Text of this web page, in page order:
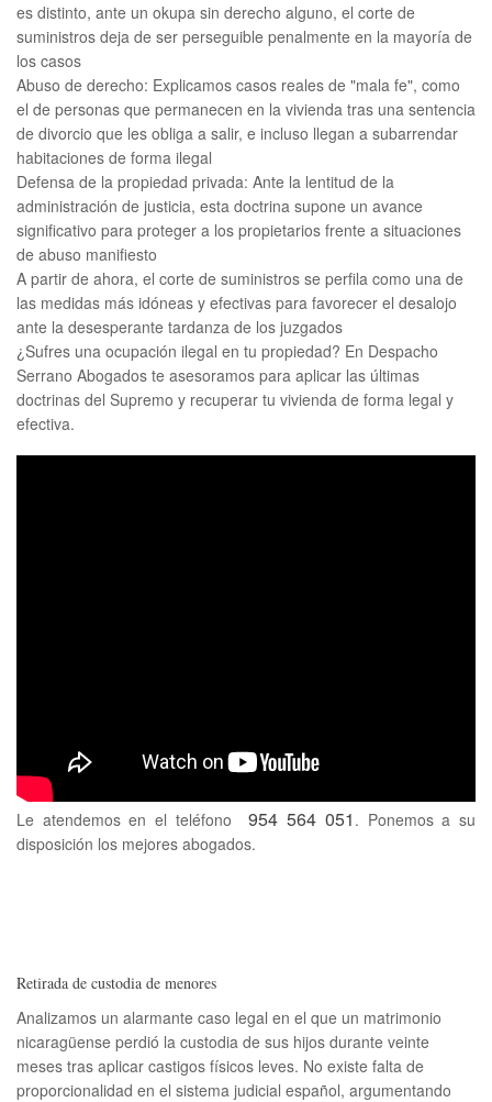
es distinto, ante un okupa sin derecho alguno, el corte de
suministros deja de ser perseguible penalmente en la mayoría de
los casos
Abuso de derecho: Explicamos casos reales de "mala fe", como
el de personas que permanecen en la vivienda tras una sentencia
de divorcio que les obliga a salir, e incluso llegan a subarrendar
habitaciones de forma ilegal
Defensa de la propiedad privada: Ante la lentitud de la
administración de justicia, esta doctrina supone un avance
significativo para proteger a los propietarios frente a situaciones
de abuso manifiesto
A partir de ahora, el corte de suministros se perfila como una de
las medidas más idóneas y efectivas para favorecer el desalojo
ante la desesperante tardanza de los juzgados
¿Sufres una ocupación ilegal en tu propiedad? En Despacho
Serrano Abogados te asesoramos para aplicar las últimas
doctrinas del Supremo y recuperar tu vivienda de forma legal y
efectiva.
Le atendemos en el teléfono954 564 051 . Ponemos a su
disposición los mejores abogados.
Retirada de custodia de menores
Analizamos un alarmante caso legal en el que un matrimonio
nicaragüense perdió la custodia de sus hijos durante veinte
meses tras aplicar castigos físicos leves. No existe falta de
proporcionalidad en el sistema judicial español, argumentando